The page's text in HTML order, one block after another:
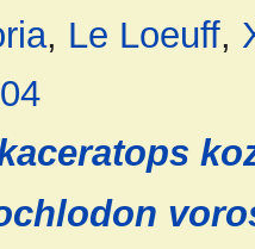
, Le Loeuff,